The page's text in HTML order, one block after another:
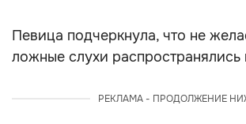
Певица подчеркнула, что не
ложные слухи распространялись
РЕКЛАМА - ПРОДОЛЖЕНИЕ